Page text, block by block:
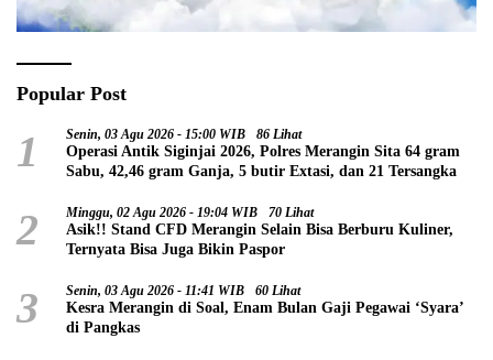
Popular Post
1 Senin, 03 Agu 2026 - 15:00 WIB 86 Lihat
Operasi Antik Siginjai 2026, Polres Merangin Sita 64 gram
Sabu, 42,46 gram Ganja, 5 butir Extasi, dan 21 Tersangka
2 Minggu, 02 Agu 2026 - 19:04 WIB 70 Lihat
Asik!! Stand CFD Merangin Selain Bisa Berburu Kuliner,
Ternyata Bisa Juga Bikin Paspor
3 Senin, 03 Agu 2026 - 11:41 WIB 60 Lihat
Kesra Merangin di Soal, Enam Bulan Gaji Pegawai ‘Syara’
di Pangkas